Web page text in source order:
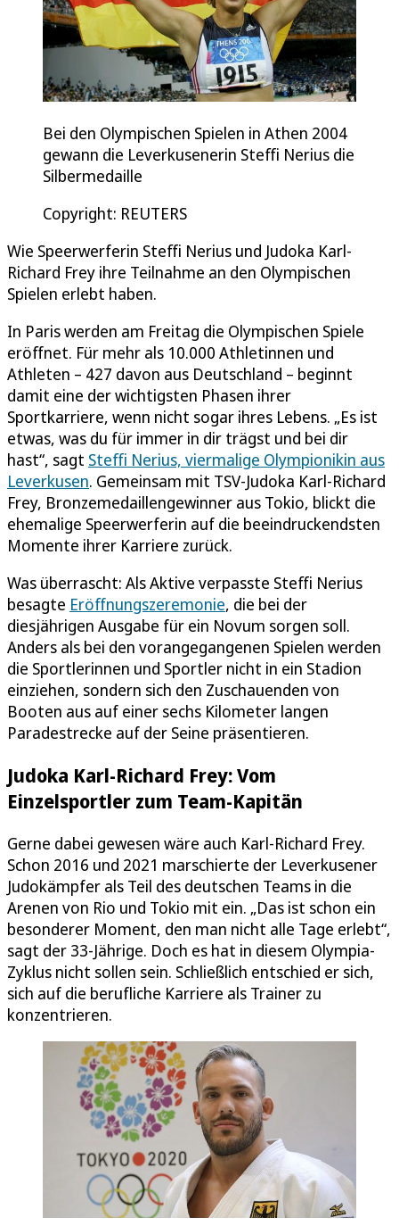
Bei den Olympischen Spielen in Athen 2004
gewann die Leverkusenerin Steffi Nerius die
Silbermedaille
Copyright: REUTERS
Wie Speerwerferin Steffi Nerius und Judoka Karl-
Richard Frey ihre Teilnahme an den Olympischen
Spielen erlebt haben.
In Paris werden am Freitag die Olympischen Spiele
eröffnet. Für mehr als 10.000 Athletinnen und
Athleten – 427 davon aus Deutschland – beginnt
damit eine der wichtigsten Phasen ihrer
Sportkarriere, wenn nicht sogar ihres Lebens. „Es ist
etwas, was du für immer in dir trägst und bei dir
hast“, sagt Steffi Nerius, viermalige Olympionikin aus
Leverkusen. Gemeinsam mit TSV-Judoka Karl-Richard
Frey, Bronzemedaillengewinner aus Tokio, blickt die
ehemalige Speerwerferin auf die beeindruckendsten
Momente ihrer Karriere zurück.
Was überrascht: Als Aktive verpasste Steffi Nerius
besagte Eröffnungszeremonie, die bei der
diesjährigen Ausgabe für ein Novum sorgen soll.
Anders als bei den vorangegangenen Spielen werden
die Sportlerinnen und Sportler nicht in ein Stadion
einziehen, sondern sich den Zuschauenden von
Booten aus auf einer sechs Kilometer langen
Paradestrecke auf der Seine präsentieren.
Judoka Karl-Richard Frey: Vom
Einzelsportler zum Team-Kapitän
Gerne dabei gewesen wäre auch Karl-Richard Frey.
Schon 2016 und 2021 marschierte der Leverkusener
Judokämpfer als Teil des deutschen Teams in die
Arenen von Rio und Tokio mit ein. „Das ist schon ein
besonderer Moment, den man nicht alle Tage erlebt“,
sagt der 33-Jährige. Doch es hat in diesem Olympia-
Zyklus nicht sollen sein. Schließlich entschied er sich,
sich auf die berufliche Karriere als Trainer zu
konzentrieren.